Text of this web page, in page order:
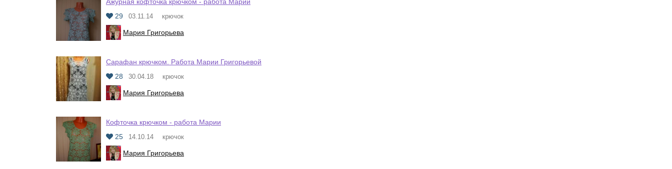
Ажурная кофточка крючком - работа Марии
29
03.11.14 крючок
Мария Григорьева
Сарафан крючком. Работа Марии Григорьевой
28
30.04.18 крючок
Мария Григорьева
Кофточка крючком - работа Марии
25
14.10.14 крючок
Мария Григорьева